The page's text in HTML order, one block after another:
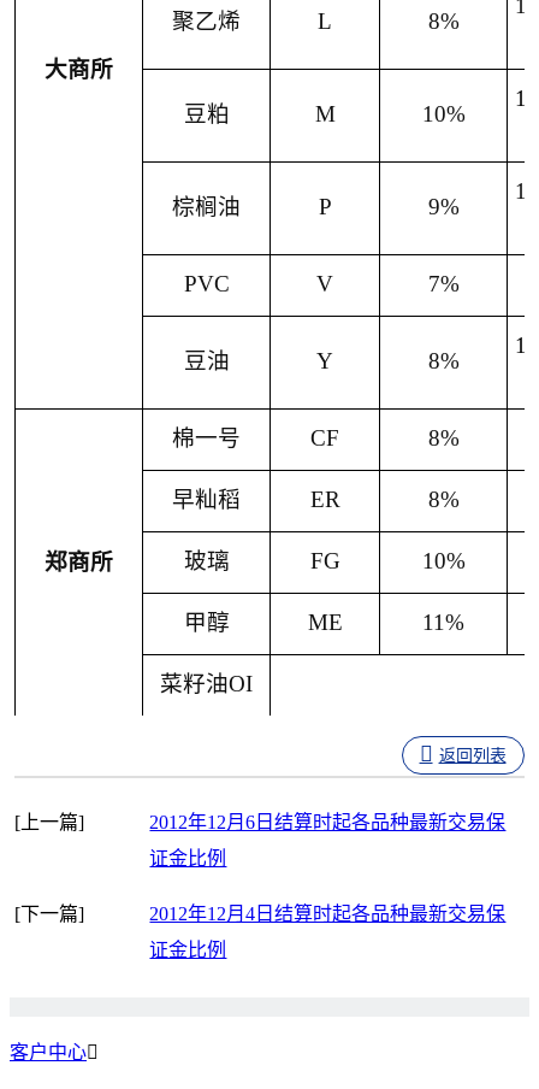
大商所
聚乙烯 L 8%
豆粕 M 10%
棕榈油 P 9%
PVC V 7%
豆油 Y 8%
郑商所
棉一号 CF 8%
早籼稻 ER 8%
玻璃 FG 10%
甲醇 ME 11%
菜籽油OI
返回列表
[上一篇]
2012年12月6日结算时起各品种最新交易保
证金比例
[下一篇]
2012年12月4日结算时起各品种最新交易保
证金比例
客户中心